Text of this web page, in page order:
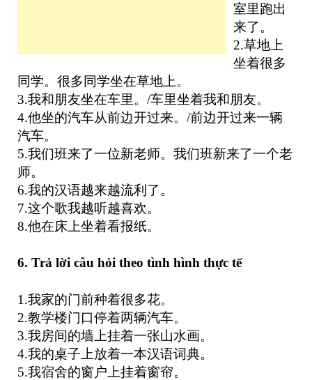
室里跑出
来了。
2.草地上
坐着很多
同学。很多同学坐在草地上。
3.我和朋友坐在车里。/车里坐着我和朋友。
4.他坐的汽车从前边开过来。/前边开过来一辆
汽车。
5.我们班来了一位新老师。我们班新来了一个老
师。
6.我的汉语越来越流利了。
7.这个歌我越听越喜欢。
8.他在床上坐着看报纸。
6. Trả lời câu hỏi theo tình hình thực tế
1.我家的门前种着很多花。
2.教学楼门口停着两辆汽车。
3.我房间的墙上挂着一张山水画。
4.我的桌子上放着一本汉语词典。
5.我宿舍的窗户上挂着窗帘。